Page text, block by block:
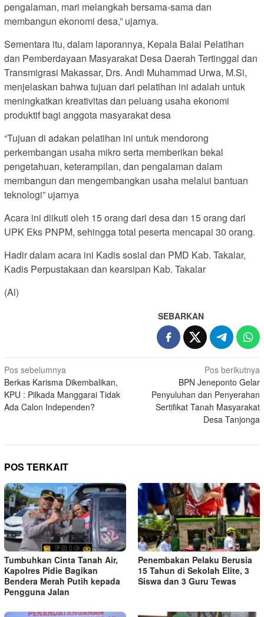
pengalaman, mari melangkah bersama-sama dan
membangun ekonomi desa,” ujarnya.
Sementara itu, dalam laporannya, Kepala Balai Pelatihan
dan Pemberdayaan Masyarakat Desa Daerah Tertinggal dan
Transmigrasi Makassar, Drs. Andi Muhammad Urwa, M.Si,
menjelaskan bahwa tujuan dari pelatihan ini adalah untuk
meningkatkan kreativitas dan peluang usaha ekonomi
produktif bagi anggota masyarakat desa
“Tujuan di adakan pelatihan ini untuk mendorong
perkembangan usaha mikro serta memberikan bekal
pengetahuan, keterampilan, dan pengalaman dalam
membangun dan mengembangkan usaha melalui bantuan
teknologi” ujarnya
Acara ini diikuti oleh 15 orang dari desa dan 15 orang dari
UPK Eks PNPM, sehingga total peserta mencapai 30 orang.
Hadir dalam acara ini Kadis sosial dan PMD Kab. Takalar,
Kadis Perpustakaan dan kearsipan Kab. Takalar
(Al)
SEBARKAN
Navigasi
pos
Pos sebelumnya
Berkas Karisma Dikembalikan,
KPU : Pilkada Manggarai Tidak
Ada Calon Independen?
Pos berikutnya
BPN Jeneponto Gelar
Penyuluhan dan Penyerahan
Sertifikat Tanah Masyarakat
Desa Tanjonga
POS TERKAIT
Tumbuhkan Cinta Tanah Air,
Kapolres Pidie Bagikan
Bendera Merah Putih kepada
Pengguna Jalan ‎
Penembakan Pelaku Berusia
15 Tahun di Sekolah Elite, 3
Siswa dan 3 Guru Tewas